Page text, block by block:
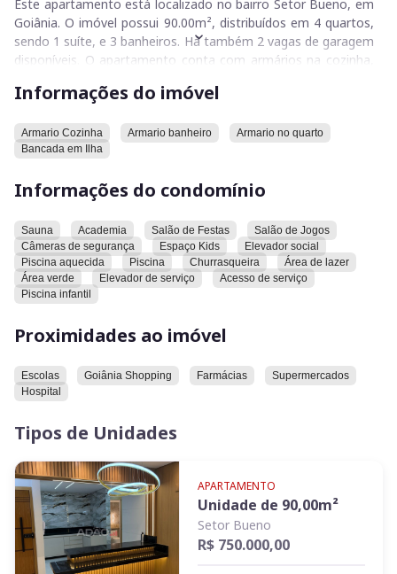
Este apartamento está localizado no bairro Setor Bueno, em
Goiânia. O imóvel possui 90.00m², distribuídos em 4 quartos,
sendo 1 suíte, e 3 banheiros. Há também 2 vagas de garagem
disponíveis. O apartamento conta com armários na cozinha,
estão uma sauna, uma academia, um salão de festas e um
salão de jogos. Para a segurança dos moradores, o
espaço kids, um elevador social e um elevador de serviço.
uma piscina comum, uma churrasqueira, uma área de lazer e
uma área verde. Além disso, há uma piscina infantil e um
acesso de serviço.
O apartamento está próximo a várias conveniências. Há
hospital nas proximidades.
Convidamos você a conhecer este imóvel.
Informações do imóvel
Armario Cozinha Armario banheiro
Armario no quarto
Bancada em Ilha
Informações do condomínio
Sauna Academia Salão de Festas
Salão de Jogos
Câmeras de segurança
Espaço Kids
Elevador social
Piscina aquecida
Piscina Churrasqueira
Área de lazer
Área verde
Elevador de serviço
Acesso de serviço
Piscina infantil
Proximidades ao imóvel
Escolas Goiânia Shopping Farmácias
Supermercados
Hospital
Tipos de Unidades
APARTAMENTO
Unidade de 90,00m²
Setor Bueno
R$ 750.000,00